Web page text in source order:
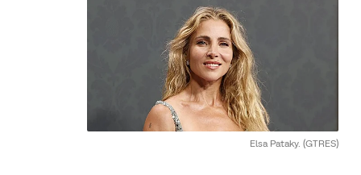
Elsa Pataky. (GTRES)